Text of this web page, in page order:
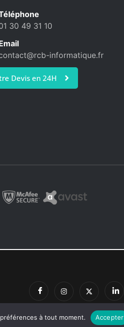
30 49 31 10
informatique.fr
Devis en 24H
à tout moment. Accepter